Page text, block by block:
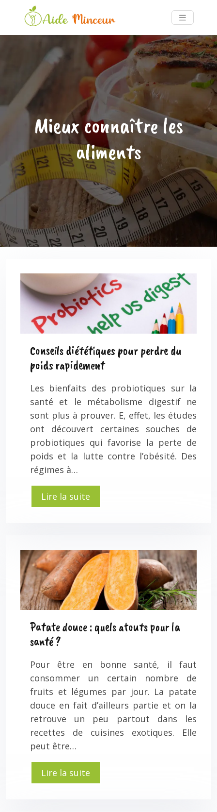
Mieux connaître les
aliments
Conseils diététiques pour perdre du
poids rapidement
Les bienfaits des probiotiques sur la
santé et le métabolisme digestif ne
sont plus à prouver. E, effet, les études
ont découvert certaines souches de
probiotiques qui favorise la perte de
poids et la lutte contre l’obésité. Des
régimes à…
Lire la suite
Patate douce : quels atouts pour la
santé ?
Pour être en bonne santé, il faut
consommer un certain nombre de
fruits et légumes par jour. La patate
douce en fait d’ailleurs partie et on la
retrouve un peu partout dans les
recettes de cuisines exotiques. Elle
peut être…
Lire la suite